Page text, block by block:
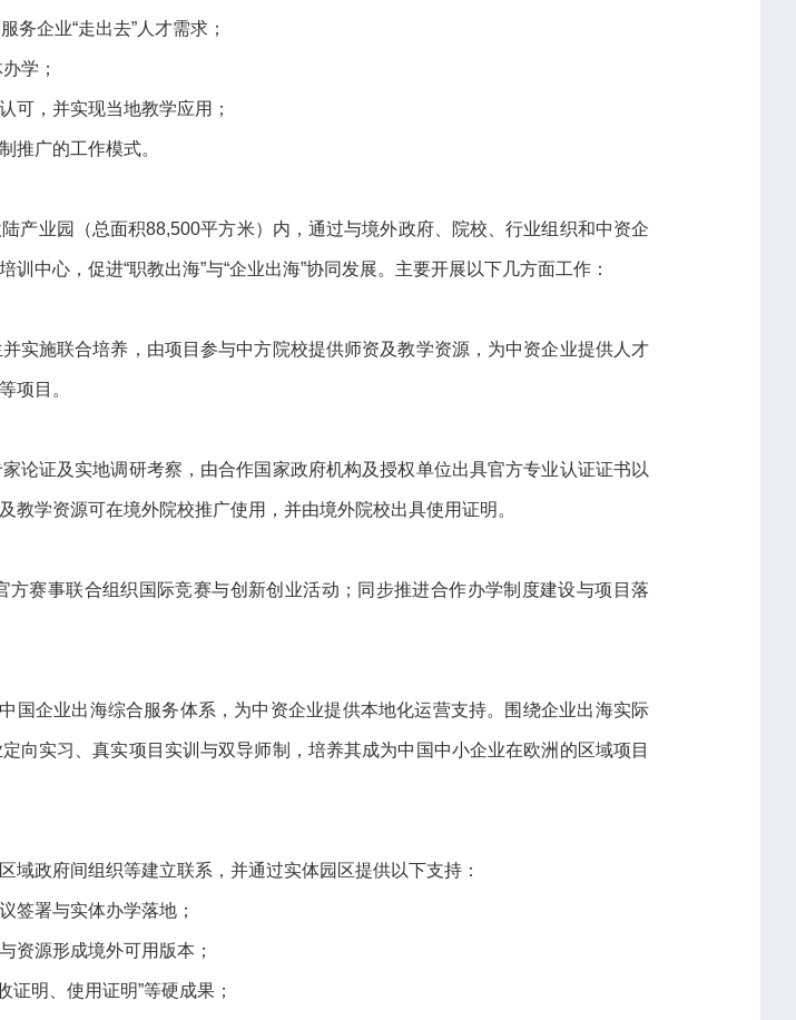
务企业“走出去”人才需求；
学；
可，并实现当地教学应用；
推广的工作模式。
产业园（总面积88,500平方米）内，通过与境外政府、院校、行业组织和中资企
中心，促进“职教出海”与“企业出海”协同发展。主要开展以下几方面工作：
实施联合培养，由项目参与中方院校提供师资及教学资源，为中资企业提供人才
项目。
论证及实地调研考察，由合作国家政府机构及授权单位出具官方专业认证证书以
学资源可在境外院校推广使用，并由境外院校出具使用证明。
赛事联合组织国际竞赛与创新创业活动；同步推进合作办学制度建设与项目落
国企业出海综合服务体系，为中资企业提供本地化运营支持。围绕企业出海实际
向实习、真实项目实训与双导师制，培养其成为中国中小企业在欧洲的区域项目
政府间组织等建立联系，并通过实体园区提供以下支持：
签署与实体办学落地；
资源形成境外可用版本；
证明、使用证明”等硬成果；